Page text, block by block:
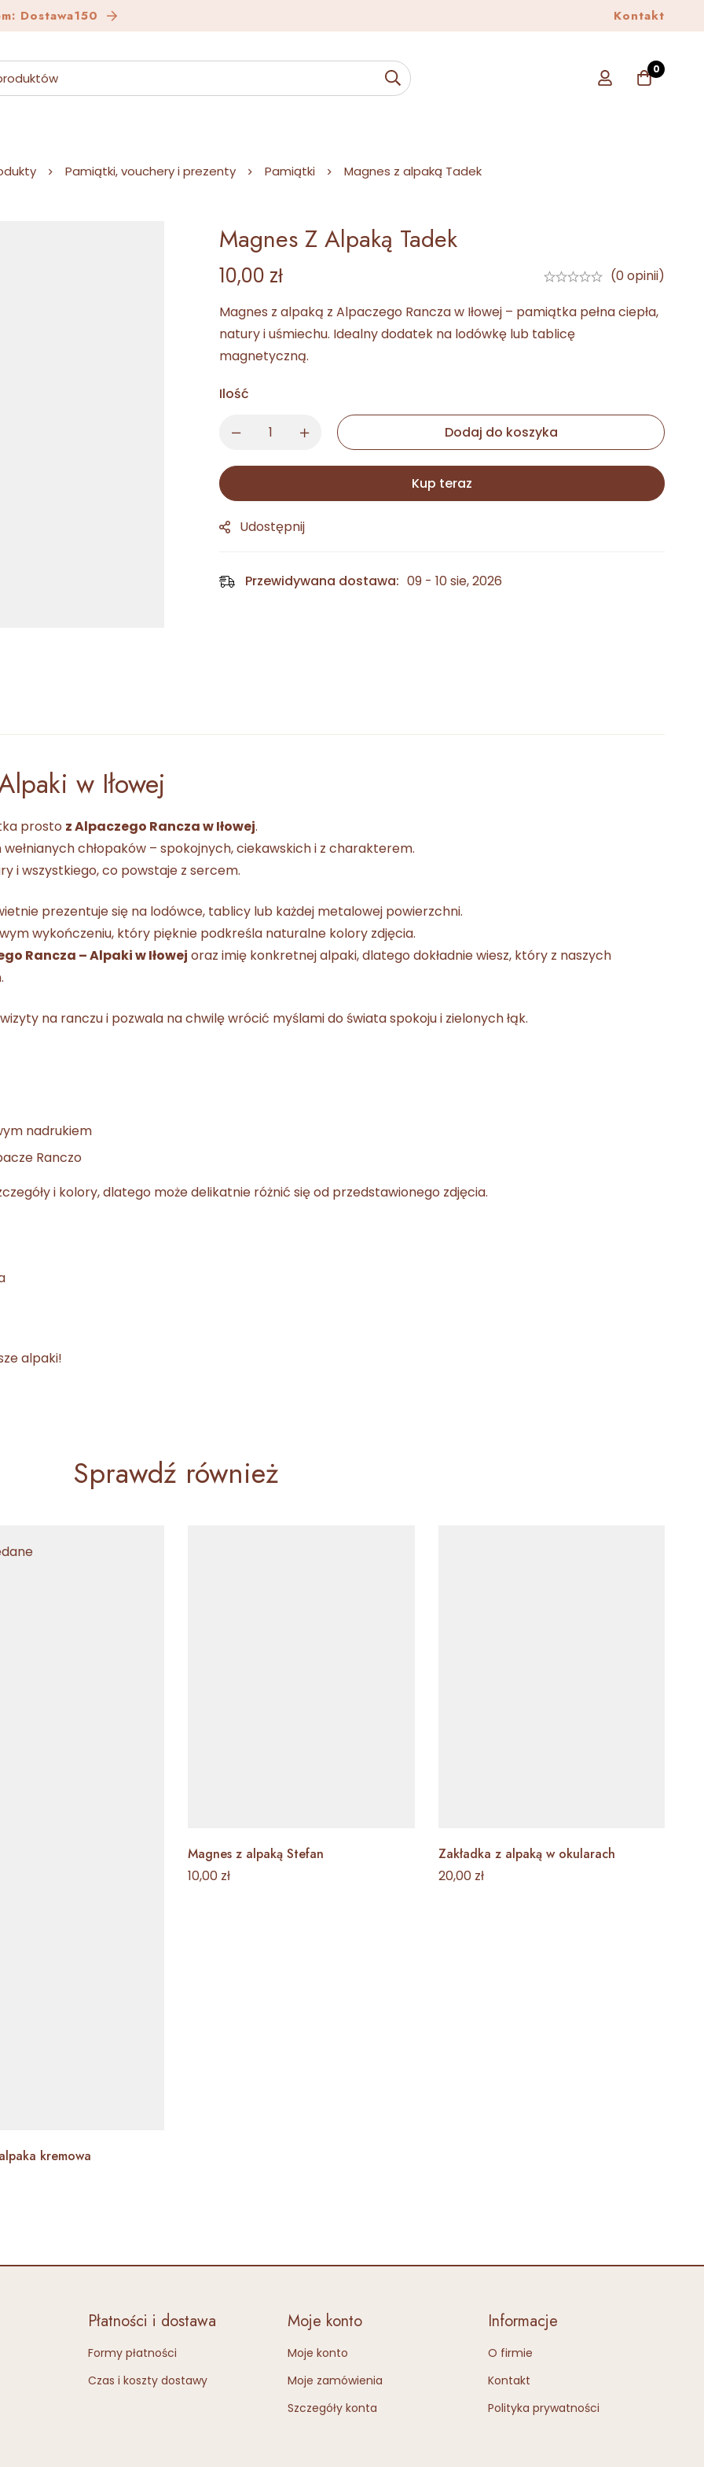
Dostawa150 AlpasklepKontakt
0
Pamiątki, vouchery i prezenty Pamiątki Magnes z alpaką Tadek
Magnes Z Alpaką Tadek
10,00 zł
(0 opinii)
Magnes z alpaką z Alpaczego Rancza w Iłowej – pamiątka pełna ciepła,
natury i uśmiechu. Idealny dodatek na lodówkę lub tablicę
magnetyczną.
Ilość
Dodaj do koszyka
Kup teraz
Udostępnij
Przewidywana dostawa: 09 - 10 sie, 2026
w Iłowej
prosto z Alpaczego Rancza w Iłowej.
chłopaków – spokojnych, ciekawskich i z charakterem.
i wszystkiego, co powstaje z sercem.
prezentuje się na lodówce, tablicy lub każdej metalowej powierzchni.
wykończeniu, który pięknie podkreśla naturalne kolory zdjęcia.
Rancza – Alpaki w Iłowej oraz imię konkretnej alpaki, dlatego dokładnie wiesz, który z naszych
na ranczu i pozwala na chwilę wrócić myślami do świata spokoju i zielonych łąk.
nadrukiem
Ranczo
i kolory, dlatego może delikatnie różnić się od przedstawionego zdjęcia.
alpaki!
Sprawdź również
kremowa
Magnes z alpaką Stefan
10,00 zł
Zakładka z alpaką w okularach
20,00 zł
Płatności i dostawa
Formy płatności
Czas i koszty dostawy
Moje konto
Moje konto
Moje zamówienia
Szczegóły konta
Informacje
O firmie
Kontakt
Polityka prywatności